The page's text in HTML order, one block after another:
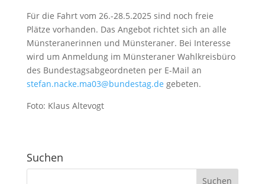
Für die Fahrt vom 26.-28.5.2025 sind noch freie
Plätze vorhanden. Das Angebot richtet sich an alle
Münsteranerinnen und Münsteraner. Bei Interesse
wird um Anmeldung im Münsteraner Wahlkreisbüro
des Bundestagsabgeordneten per E-Mail an
stefan.nacke.ma03@bundestag.de gebeten.
Foto: Klaus Altevogt
Suchen